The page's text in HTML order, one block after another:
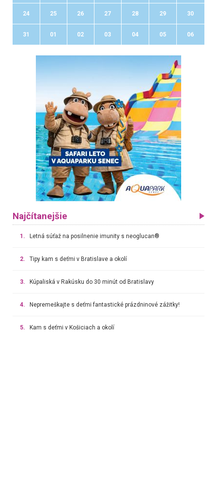
24 25 26 27 28 29 30
31 01 02 03 04 05 06
Najčítanejšie
1. Letná súťaž na posilnenie imunity s neoglucan®
2. Tipy kam s deťmi v Bratislave a okolí
3. Kúpaliská v Rakúsku do 30 minút od Bratislavy
4. Nepremeškajte s deťmi fantastické prázdninové zážitky!
5. Kam s deťmi v Košiciach a okolí